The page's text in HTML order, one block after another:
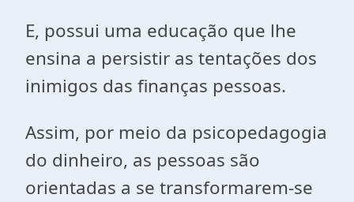
E, possui uma educação que lhe
ensina a persistir as tentações dos
inimigos das finanças pessoas.
Assim, por meio da psicopedagogia
do dinheiro, as pessoas são
orientadas a se transformarem-se